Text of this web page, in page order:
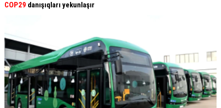
COP29 danışıqları yekunlaşır